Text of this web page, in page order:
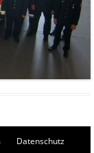
Datenschutz